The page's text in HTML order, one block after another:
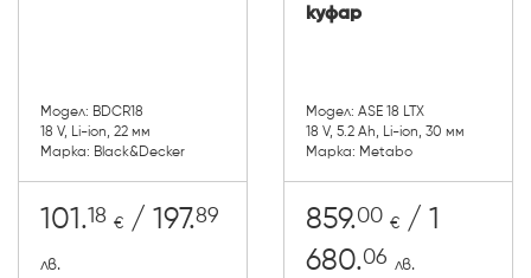
Модел: BDCR18
18 V, Li-ion, 22 мм
Марка: Black&Decker
101.18 € / 197.89
лв.
куфар
Модел: ASE 18 LTX
18 V, 5.2 Ah, Li-ion, 30 мм
Марка: Metabo
859.00 € / 1
680.06 лв.